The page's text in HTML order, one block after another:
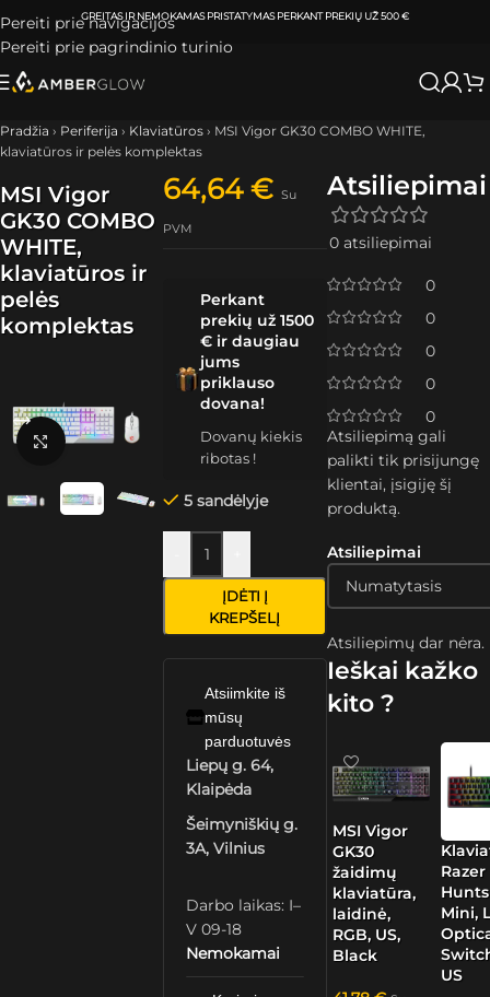
Pereiti prie navigacijos
Pereiti prie pagrindinio turinio
ATSIIMKITE UŽSAKYMĄKLAIPĖDOJE IR VILNIUJEPER0-3 DARBO DIENAS.
Pradžia › Periferija › Klaviatūros › MSI Vigor GK30 COMBO WHITE,
klaviatūros ir pelės komplektas
MSI Vigor
GK30 COMBO
WHITE,
klaviatūros ir
pelės
komplektas
Spustelėkite, kad padidintumėte
64,64€ Su
PVM
Perkant
prekių už 1500
€ ir daugiau
jums
priklauso
dovana!
Dovanų kiekis
ribotas !
5 sandėlyje
ĮDĖTI Į
KREPŠELĮ
Atsiimkite iš
mūsų
parduotuvės
Liepų g. 64,
Klaipėda
Šeimyniškių g.
3A, Vilnius
Darbo laikas: I–
V 09-18
Nemokamai
Atsiliepimai
0 atsiliepimai
0
0
0
0
0
Atsiliepimai
Atsiliepimų dar nėra.
Atsiliepimą gali
palikti tik prisijungę
klientai, įsigiję šį
produktą.
Ieškai kažko
kito ?
MSI Vigor
GK30
žaidimų
klaviatūra,
laidinė,
RGB, US,
Black
Razer
Mini,
US